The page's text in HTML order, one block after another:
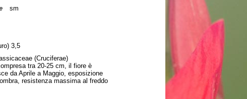
sm
3,5
(Cruciferae)
tra 20-25 cm, il fiore è
da Aprile a Maggio, esposizione
resistenza massima al freddo